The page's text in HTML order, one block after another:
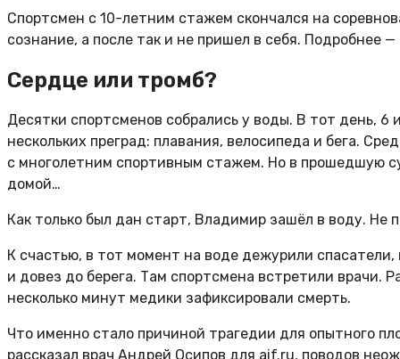
Спортсмен с 10-летним стажем скончался на
сознание, а после так и не пришел в себя. Подробнее
Сердце или тромб?
Десятки спортсменов собрались у воды. В тот день,
нескольких преград: плавания, велосипеда и бега.
с многолетним спортивным стажем. Но в прошедшую
домой…
Как только был дан старт, Владимир зашёл в воду.
К счастью, в тот момент на воде дежурили
и довез до берега. Там спортсмена встретили врачи.
несколько минут медики зафиксировали смерть.
Что именно стало причиной трагедии для опытного
рассказал врач Андрей Осипов для aif.ru, поводов